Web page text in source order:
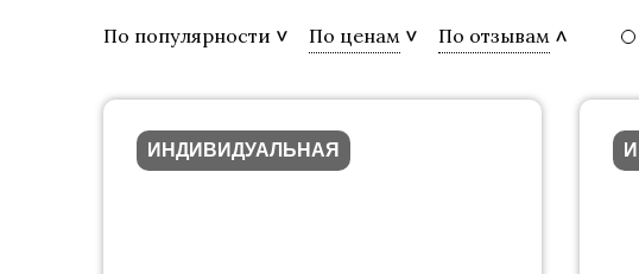
По популярности По ценам По отзывам
ИНДИВИДУАЛЬНАЯ